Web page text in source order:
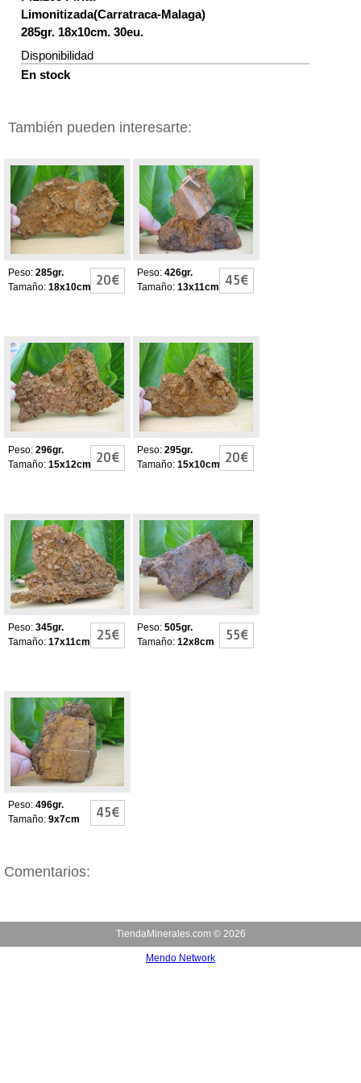
Limonitizada(Carratraca-Malaga)
285gr. 18x10cm. 30eu.
Disponibilidad
En stock
También pueden interesarte:
Piritas
Limonitizadas
Peso: 285gr.
Tamaño: 18x10cm 20€
Piritas
Limonitizadas
Peso: 426gr.
Tamaño: 13x11cm 45€
Piritas
Limonitizadas
Peso: 296gr.
Tamaño: 15x12cm 20€
Piritas
Limonitizadas
Peso: 295gr.
Tamaño: 15x10cm 20€
Piritas
Limonitizadas
Peso: 345gr.
Tamaño: 17x11cm 25€
Piritas
Limonitizadas
Peso: 505gr.
Tamaño: 12x8cm 55€
Piritas
Limonitizadas
Peso: 496gr.
Tamaño: 9x7cm 45€
Comentarios:
TiendaMinerales.com © 2026
Mendo Network